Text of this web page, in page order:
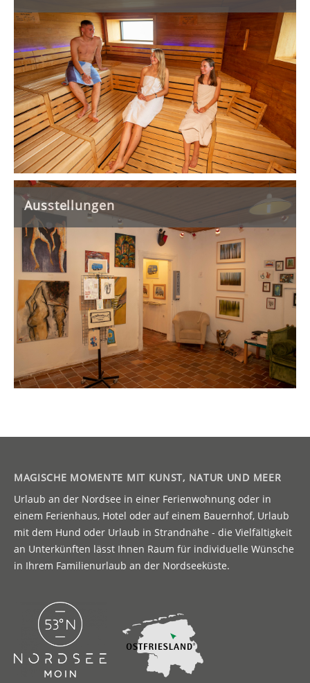
Ausstellungen
MAGISCHE MOMENTE MIT KUNST, NATUR UND MEER
Urlaub an der Nordsee in einer Ferienwohnung oder in
einem Ferienhaus, Hotel oder auf einem Bauernhof, Urlaub
mit dem Hund oder Urlaub in Strandnähe - die Vielfältigkeit
an Unterkünften lässt Ihnen Raum für individuelle Wünsche
in Ihrem Familienurlaub an der Nordseeküste.